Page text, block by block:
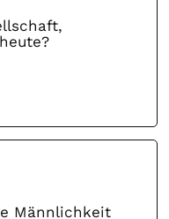
Männlichkeit